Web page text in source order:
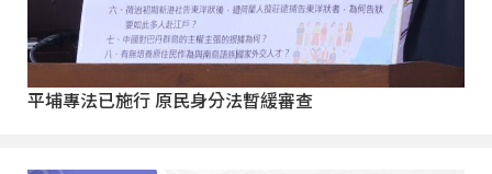
平埔專法已施行 原民身分法暫緩審查